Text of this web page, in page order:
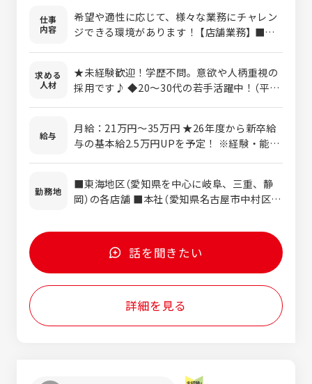
仕事
内容
希望や適性に応じて、様々な業務にチャレン
ジできる環境があります！ 【店舗業務】 ■接
業務 【各部門担当】 ■商品開発、バイヤー
■製造、品質管理 ■店舗開発、建設管理 ■
教育 ■販促、広報 など自社内で一貫して取
り組んでいます。 ＜入社後の流れ＞ ▼店舗業
務の場合 まずは、基礎研修を経て、各店舗に
運営業務にも挑戦していきましょう。
求める
人材
★未経験歓迎！学歴不問。意欲や人柄重視の
採用です♪ ◆20～30代の若手活躍中！（平均
好き ◎食べるのも作るのも好き ◎誰かの成
長のために頑張りたい ◎キャリアUPや収入
UPを叶えたい ◎スタッフを大切にしている
会社で働きたい 【こんな経験は活かせます！】
※必須ではありません ◎飲食業界での経験が
給与
月給：21万円～35万円 ★26年度から新卒給
与の基本給2.5万円UPを予定！ ※経験・能
せん） ※残業代は別途支給いたします。 【月
収例】 メンバー（入社1年目）月収24.5万円 メ
目）月収34万円 【年収例】 メンバー（入社2年
目）：年収380万円 店長（入社5年目）：年収
620万円 エリアマネジャー（入社10年目）：年
勤務地
■東海地区（愛知県を中心に岐阜、三重、静
岡）の各店舗 ■本社（愛知県名古屋市中村区椿
に配属します。
話を聞きたい
詳細を見る